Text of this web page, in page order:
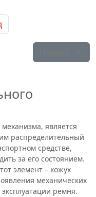
является
распределительный
средстве,
за его состоянием.
элемент – кожух
механических
ремня.